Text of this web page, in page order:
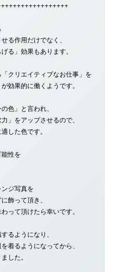
る作用だけでなく、
る」効果もあります。
クリエイティブなお仕事」を
効果的に働くようです。
色」と言われ、
」をアップさせるので、
した色です。
性を
ジ写真を
飾って頂き、
って頂けたら幸いです。
るようになり、
着るようになってから、
した。